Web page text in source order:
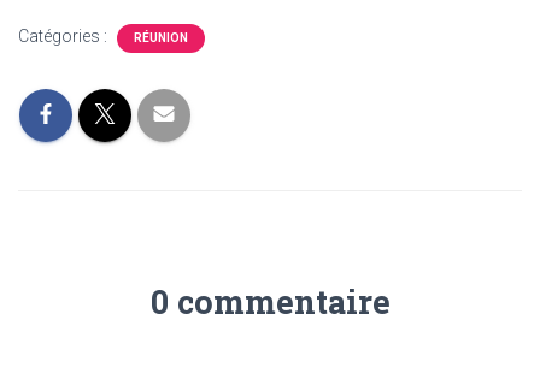
Catégories : RÉUNION
0 commentaire